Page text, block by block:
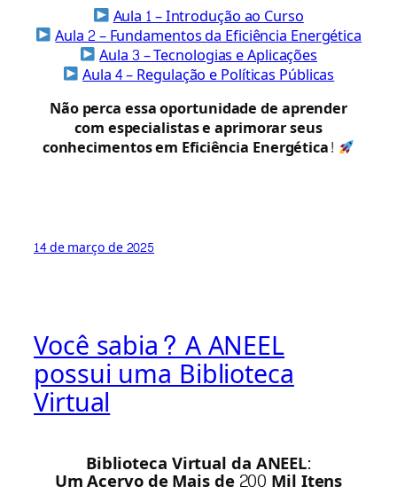
Aula 1 – Introdução ao Curso
Aula 2 – Fundamentos da Eficiência Energética
Aula 3 – Tecnologias e Aplicações
Aula 4 – Regulação e Políticas Públicas
Não perca essa oportunidade de aprender
com especialistas e aprimorar seus
conhecimentos em Eficiência Energética!
14 de março de 2025
Você sabia? A ANEEL
possui uma Biblioteca
Virtual
Biblioteca Virtual da ANEEL:
Um Acervo de Mais de 200 Mil Itens